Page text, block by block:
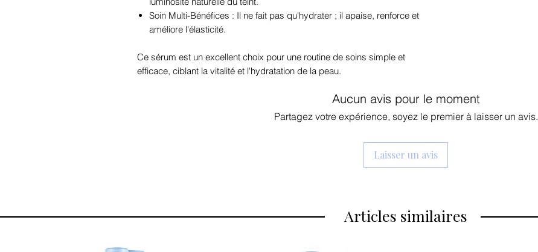
Soin Multi-Bénéfices : Il ne fait pas qu'hydrater ; il apaise, renforce et
améliore l'élasticité.
Ce sérum est un excellent choix pour une routine de soins simple et
efficace, ciblant la vitalité et l'hydratation de la peau.
Aucun avis pour le moment
Partagez votre expérience, soyez le premier à laisser un avis.
Laisser un avis
Articles similaires